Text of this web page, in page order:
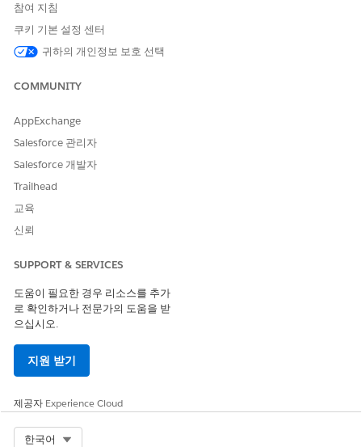
구조화된 서비스 템플릿을 사용하여 표준 직원 요청, 개인 프로
필 업데이트, 운영 워크플레이를 관리합니다. 일관된 데이터 수
집을 통해 팀이 수동 처리를 통해 요청을 효율적으로 라우팅하
이 기사를 통해 문제를 해결했습니까?
참여 지침
쿠키 기본 설정 센터
귀하의 개인정보 보호 선택
COMMUNITY
AppExchange
Salesforce 관리자
Salesforce 개발자
Trailhead
교육
신뢰
SUPPORT & SERVICES
도움이 필요한 경우 리소스를 추가
로 확인하거나 전문가의 도움을 받
으십시오.
지원 받기
제공자 Experience Cloud
한국어